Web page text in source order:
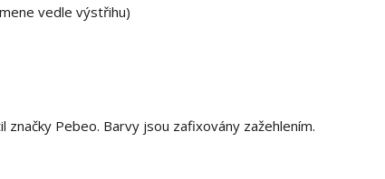
vedle výstřihu)
Pebeo. Barvy jsou zafixovány zažehlením.